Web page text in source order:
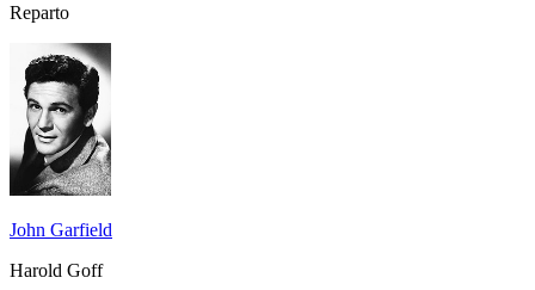
Reparto
John Garfield
Harold Goff